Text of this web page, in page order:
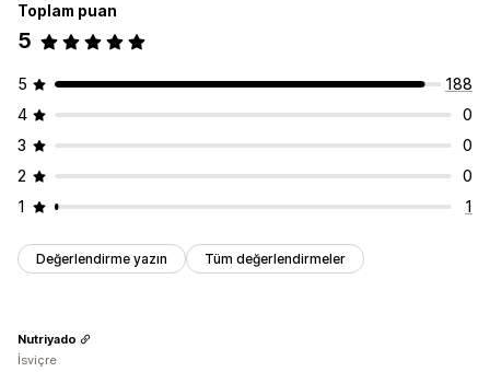
Toplam puan
5
5
188
4
0
3
0
2
0
1
1
Değerlendirme yazın Tüm değerlendirmeler
Nutriyado
İsviçre